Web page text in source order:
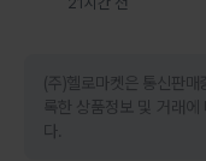
(주)헬로마켓은 통신판
록한 상품정보 및 거래에
다.